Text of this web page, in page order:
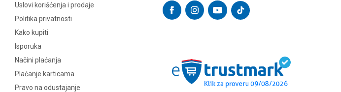
Uslovi korišćenja i prodaje
Politika privatnosti
Kako kupiti
Isporuka
Načini plaćanja
Plaćanje karticama
Pravo na odustajanje